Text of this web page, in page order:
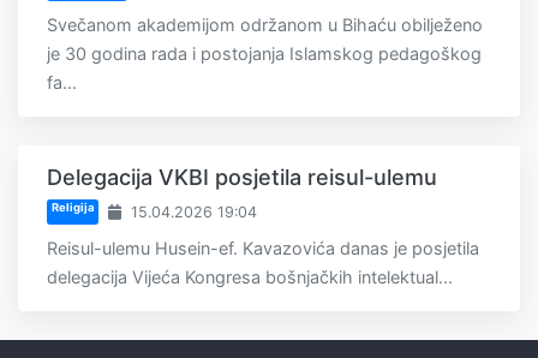
Svečanom akademijom održanom u Bihaću obilježeno
je 30 godina rada i postojanja Islamskog pedagoškog
fa...
Delegacija VKBI posjetila reisul-ulemu
Religija 15.04.2026 19:04
Reisul-ulemu Husein-ef. Kavazovića danas je posjetila
delegacija Vijeća Kongresa bošnjačkih intelektual...